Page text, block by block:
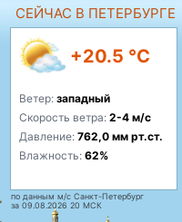
СЕЙЧАС В ПЕТЕРБУРГЕ
+20.5 °C
Ветер: западный
Скорость ветра: 2-4 м/с
Давление: 762,0 мм рт.ст.
Влажность: 62%
по данным м/с Санкт-Петербург
за 09.08.2026 20 МСК